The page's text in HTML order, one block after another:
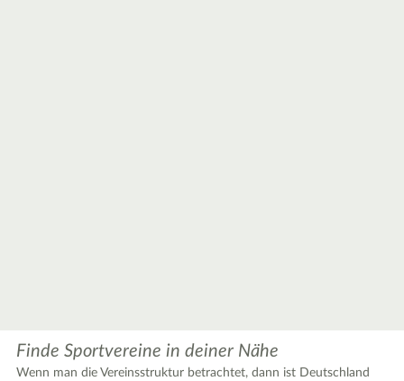
Finde Sportvereine in deiner Nähe
Wenn man die Vereinsstruktur betrachtet, dann ist Deutschland